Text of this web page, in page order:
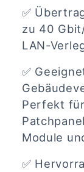
✅
zu 40
LAN-
✅
Perfekt
Module
✅